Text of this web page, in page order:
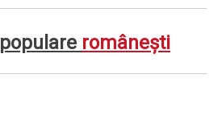
populare româneşti